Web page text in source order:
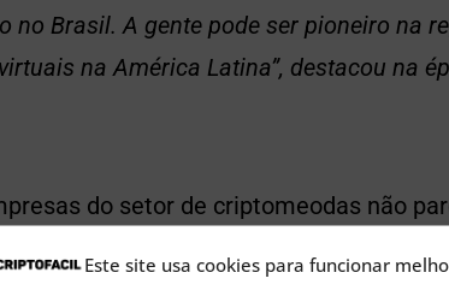
Este site usa cookies para funcionar
no Brasil. A gente pode ser pioneiro na
na América Latina”, destacou na
do setor de criptomeodas não
uma proposta da Câmara, tanto que
se reuniram e formaram a AbCripto,